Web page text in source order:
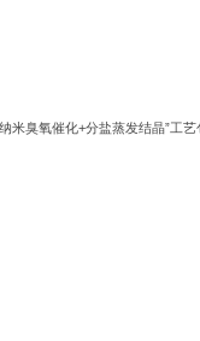
米臭氧催化+分盐蒸发结晶”工